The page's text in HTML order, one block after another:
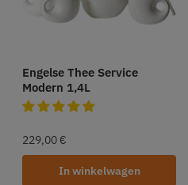
Engelse Thee Service
Modern 1,4L
229,00 €
In winkelwagen